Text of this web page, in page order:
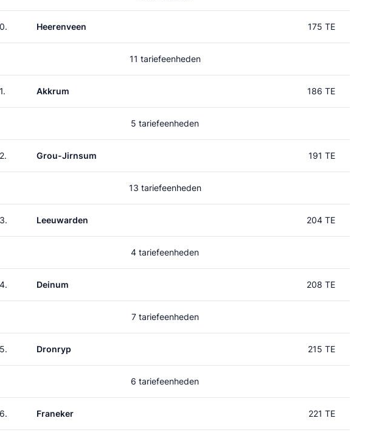
Heerenveen 175 TE
11 tariefeenheden
Akkrum 186 TE
5 tariefeenheden
Grou-Jirnsum 191 TE
13 tariefeenheden
Leeuwarden 204 TE
4 tariefeenheden
Deinum 208 TE
7 tariefeenheden
Dronryp 215 TE
6 tariefeenheden
Franeker 221 TE